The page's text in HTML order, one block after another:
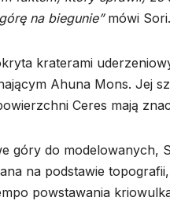
na biegunie”mówi Sori.
kraterami
Ahuna Mons. Jej
Ceres mają
góry do modelowanych,
na podstawie
powstawania